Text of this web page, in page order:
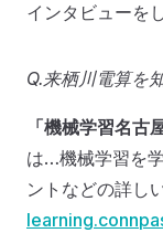
インタビューを
Q.来栖川電算を
「機械学習名古
は…機械学習を
ントなどの詳し